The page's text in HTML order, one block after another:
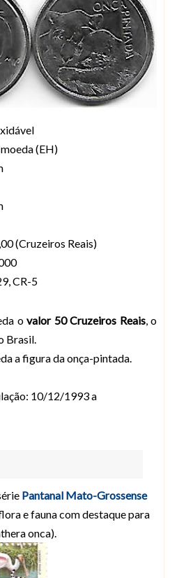
(EH)
(Cruzeiros Reais)
CR-5
ovalor 50 Cruzeiros Reais, o
Brasil.
a figura da onça-pintada.
10/12/1993 a
Pantanal Mato-Grossense
e fauna com destaque para
onca).